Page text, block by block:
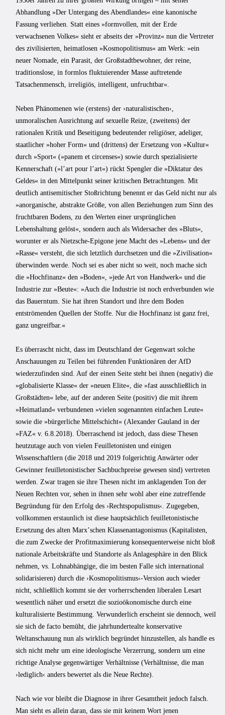
Abhandlung »Der Untergang des Abendlandes« eine kanonische
Fassung verliehen. Statt eines »formvollen, mit der Erde
verwachsenen Volkes« sieht er abseits der »Provinz« nun die Vertreter
des zivilisierten, heimatlosen »Kosmopolitismus« am Werk: »ein
neuer Nomade, ein Parasit, der Großstadtbewohner, der reine,
traditionslose, in formlos fluktuierender Masse auftretende
Tatsachenmensch, irreligiös, intelligent, unfruchtbar«.
Neben Phänomenen wie (erstens) der ›naturalistischen‹,
unmoralischen Ausrichtung auf sexuelle Reize, (zweitens) der
rationalen Kritik und Beseitigung bedeutender religiöser, adeliger,
staatlicher »hoher Form« und (drittens) der Ersetzung von »Kultur«
durch »Sport« (»panem et circenses«) sowie durch spezialisierte
Kennerschaft (»lʼart pour lʼart«) rückt Spengler die »Diktatur des
Geldes« in den Mittelpunkt seiner kritischen Betrachtungen. Mit
deutlich antisemitischer Stoßrichtung benennt er das Geld nicht nur als
»anorganische, abstrakte Größe, von allen Beziehungen zum Sinn des
fruchtbaren Bodens, zu den Werten einer ursprünglichen
Lebenshaltung gelöst«, sondern auch als Widersacher des »Bluts«,
worunter er als Nietzsche-Epigone jene Macht des »Lebens« und der
»Rasse« versteht, die sich letztlich durchsetzen und die »Zivilisation«
überwinden werde. Noch sei es aber nicht so weit, noch mache sich
die »Hochfinanz« den »Boden«, »jede Art von Handwerk« und die
Industrie zur »Beute«: »Auch die Industrie ist noch erdverbunden wie
das Bauerntum. Sie hat ihren Standort und ihre dem Boden
entströmenden Quellen der Stoffe. Nur die Hochfinanz ist ganz frei,
ganz ungreifbar.«
Es überrascht nicht, dass im Deutschland der Gegenwart solche
Anschauungen zu Teilen bei führenden Funktionären der AfD
wiederzufinden sind. Auf der einen Seite steht bei ihnen (negativ) die
»globalisierte Klasse« der »neuen Elite«, die »fast ausschließlich in
Großstädten« lebe, auf der anderen Seite (positiv) die mit ihrem
»Heimatland« verbundenen »vielen sogenannten einfachen Leute«
sowie die »bürgerliche Mittelschicht« (Alexander Gauland in der
»FAZ« v. 6.8.2018). Überraschend ist jedoch, dass diese Thesen
heutzutage auch von vielen Feuilletonisten und einigen
Wissenschaftlern (die 2018 und 2019 folgerichtig Anwärter oder
Gewinner feuilletonistischer Sachbuchpreise gewesen sind) vertreten
werden. Zwar tragen sie ihre Thesen nicht im anklagenden Ton der
Neuen Rechten vor, sehen in ihnen sehr wohl aber eine zutreffende
Begründung für den Erfolg des ›Rechtspopulismus‹. Zugegeben,
vollkommen erstaunlich ist diese hauptsächlich feuilletonistische
Ersetzung des alten Marxʼschen Klassenantagonismus (Kapitalisten,
die zum Zwecke der Profitmaximierung konsequenterweise nicht bloß
nationale Arbeitskräfte und Standorte als Anlagesphäre in den Blick
nehmen, vs. Lohnabhängige, die im besten Falle sich international
solidarisieren) durch die ›Kosmopolitismus‹-Version auch wieder
nicht, schließlich kommt sie der vorherrschenden liberalen Lesart
wesentlich näher und ersetzt die sozioökonomische durch eine
kulturalisierte Bestimmung. Verwunderlich erscheint sie dennoch, weil
sie sich de facto bemüht, die jahrhundertealte konservative
Weltanschauung nun als wirklich begründet hinzustellen, als handle es
sich nicht mehr um eine ideologische Verzerrung, sondern um eine
richtige Analyse gegenwärtiger Verhältnisse (Verhältnisse, die man
›lediglich‹ anders bewertet als die Neue Rechte).
Nach wie vor bleibt die Diagnose in ihrer Gesamtheit jedoch falsch.
Man sieht es allein daran, dass sie mit keinem Wort jenen